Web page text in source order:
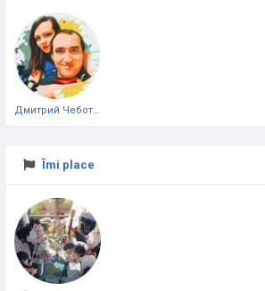
Îmi place